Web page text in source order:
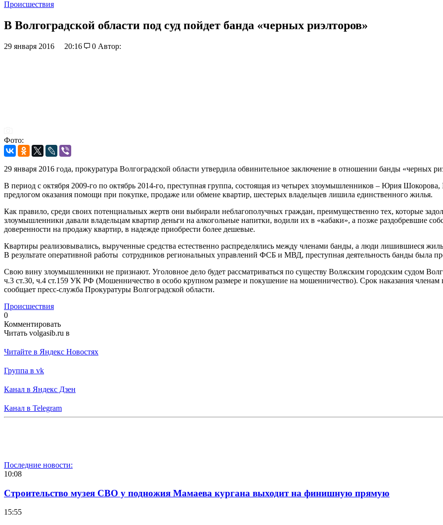
Происшествия
В Волгоградской области под суд пойдет банда «черных риэлторов»
29 января 2016 20:16 0 Автор:
Фото:
29 января 2016 года, прокуратура Волгоградской области утвердила обвинительное заключение в отношении банды «черных
В период с октября 2009-го по октябрь 2014-го, преступная группа, состоящая из четырех злоумышленников – Юрия
предлогом оказания помощи при покупке, продаже или обмене квартир, шестерых владельцев лишила единственного жилья.
Как правило, среди своих потенциальных жертв они выбирали неблагополучных граждан, преимущественно тех, которые
злоумышленники давали владельцам квартир деньги на алкогольные напитки, водили их в «кабаки», а позже раздобревшие
доверенности на продажу квартир, в надежде приобрести более дешевые.
Квартиры реализовывались, вырученные средства естественно распределялись между членами банды, а люди лишившиеся
В результате оперативной работы сотрудников региональных управлений ФСБ и МВД, преступная деятельность банды была
Свою вину злоумышленники не признают. Уголовное дело будет рассматриваться по существу Волжским городским судом
ч.3 ст.30, ч.4 ст.159 УК РФ (Мошенничество в особо крупном размере и покушение на мошенничество). Срок наказания членам
сообщает пресс-служба Прокуратуры Волгоградской области.
Происшествия
0
Комментировать
Читать volgasib.ru в
Читайте в Яндекс Новостях
Группа в vk
Канал в Яндекс Дзен
Канал в Telegram
Последние новости:
10:08
Строительство музея СВО у подножия Мамаева кургана выходит на финишную прямую
15:55